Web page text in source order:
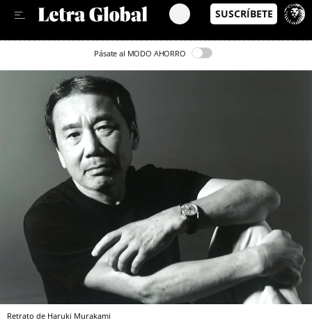
Pásate al MODO AHORRO
Retrato de Haruki Murakami